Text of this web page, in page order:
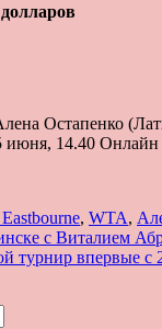
Остапенко
июня, 14.40 Онлайн
, WTA,
с Виталием
турнир впервые с